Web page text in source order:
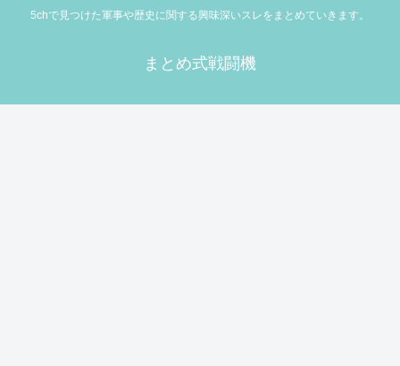
5chで見つけた軍事や歴史に関する興味深いスレをまとめていきます。
まとめ式戦闘機